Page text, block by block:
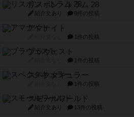
リスボン・トラム 28
紹介文あり 9件の投稿
アマナイト
1件の投稿
ブラヴェスト
1件の投稿
スペクタキュラー
1件の投稿
スモールワールド
紹介文あり 13件の投稿